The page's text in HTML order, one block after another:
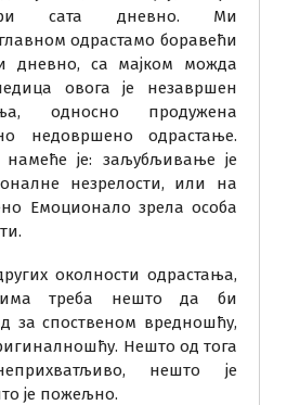
сата дневно. Ми
одрастамо боравећи
дневно, са мајком можда
овога је незавршен
односно продужена
недовршено одрастање.
намеће је: заљубљивање је
незрелости, или на
Емоционало зрела особа
околности одрастања,
треба нешто да би
за споственом вредношћу,
Нешто од тога
нешто је
је пожељно.